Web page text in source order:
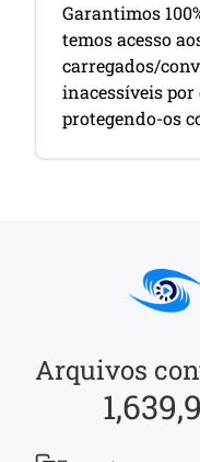
Garantimos
temos acesso
carregados/
inacessíveis por
protegendo-os
Arquivos